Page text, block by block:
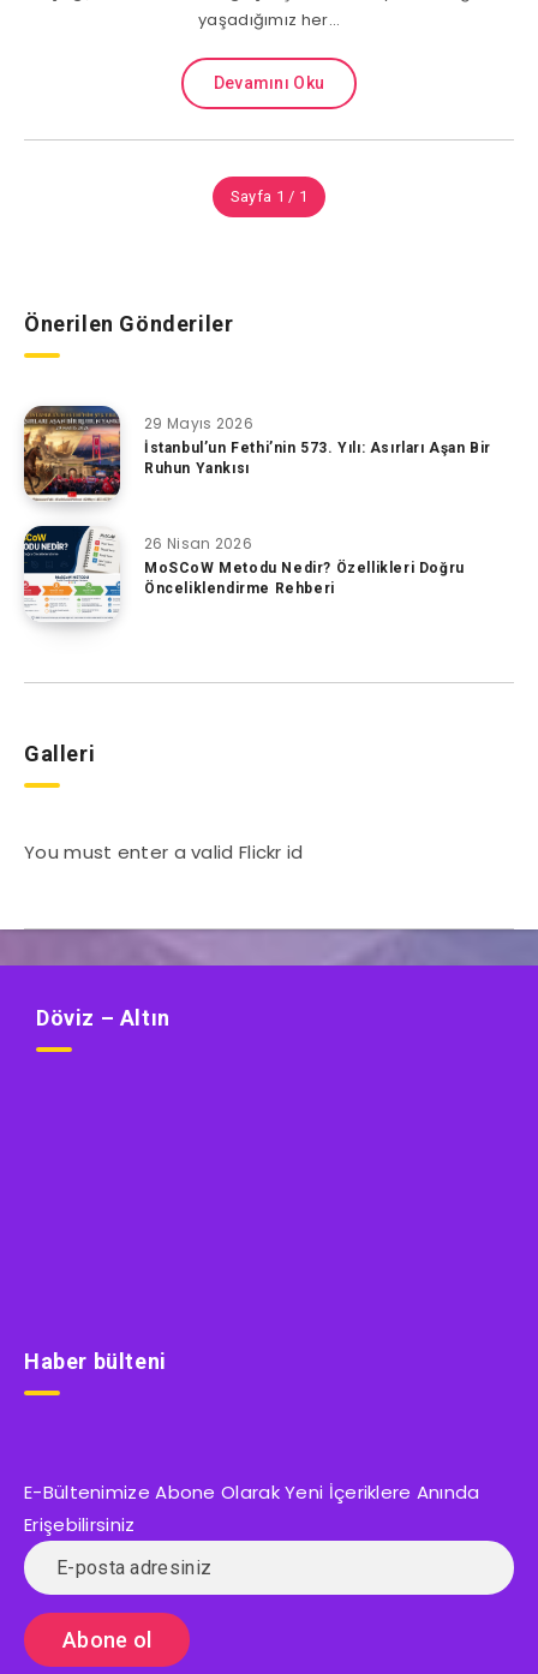
yaşadığımız her…
Devamını Oku
Sayfa 1 / 1
Önerilen Gönderiler
29 Mayıs 2026
İstanbul’un Fethi’nin 573. Yılı: Asırları Aşan Bir
Ruhun Yankısı
26 Nisan 2026
MoSCoW Metodu Nedir? Özellikleri Doğru
Önceliklendirme Rehberi
Galleri
You must enter a valid Flickr id
Döviz – Altın
Haber bülteni
E-Bültenimize Abone Olarak Yeni İçeriklere Anında
Erişebilirsiniz